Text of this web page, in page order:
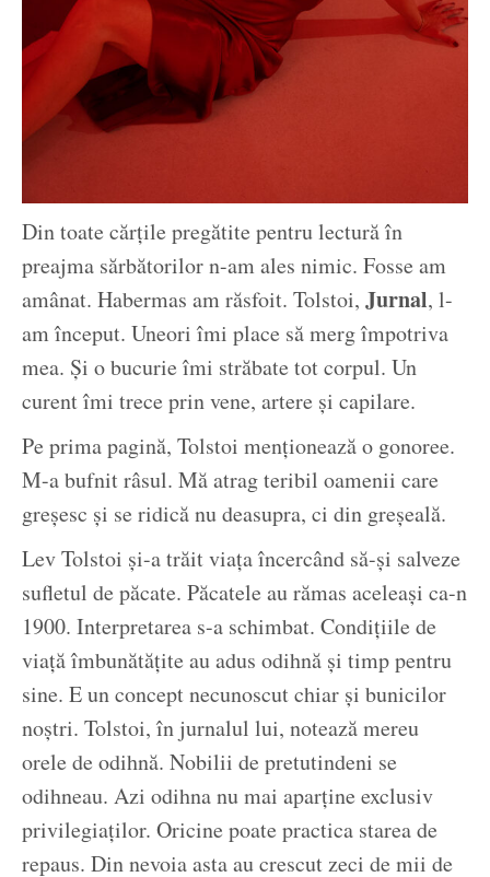
Din toate cărțile pregătite pentru lectură în
preajma sărbătorilor n-am ales nimic. Fosse am
amânat. Habermas am răsfoit. Tolstoi, Jurnal, l-
am început. Uneori îmi place să merg împotriva
mea. Și o bucurie îmi străbate tot corpul. Un
curent îmi trece prin vene, artere și capilare.
Pe prima pagină, Tolstoi menționează o gonoree.
M-a bufnit râsul. Mă atrag teribil oamenii care
greșesc și se ridică nu deasupra, ci din greșeală.
Lev Tolstoi și-a trăit viața încercând să-și salveze
sufletul de păcate. Păcatele au rămas aceleași ca-n
1900. Interpretarea s-a schimbat. Condițiile de
viață îmbunătățite au adus odihnă și timp pentru
sine. E un concept necunoscut chiar și bunicilor
noștri. Tolstoi, în jurnalul lui, notează mereu
orele de odihnă. Nobilii de pretutindeni se
odihneau. Azi odihna nu mai aparține exclusiv
privilegiaților. Oricine poate practica starea de
repaus. Din nevoia asta au crescut zeci de mii de